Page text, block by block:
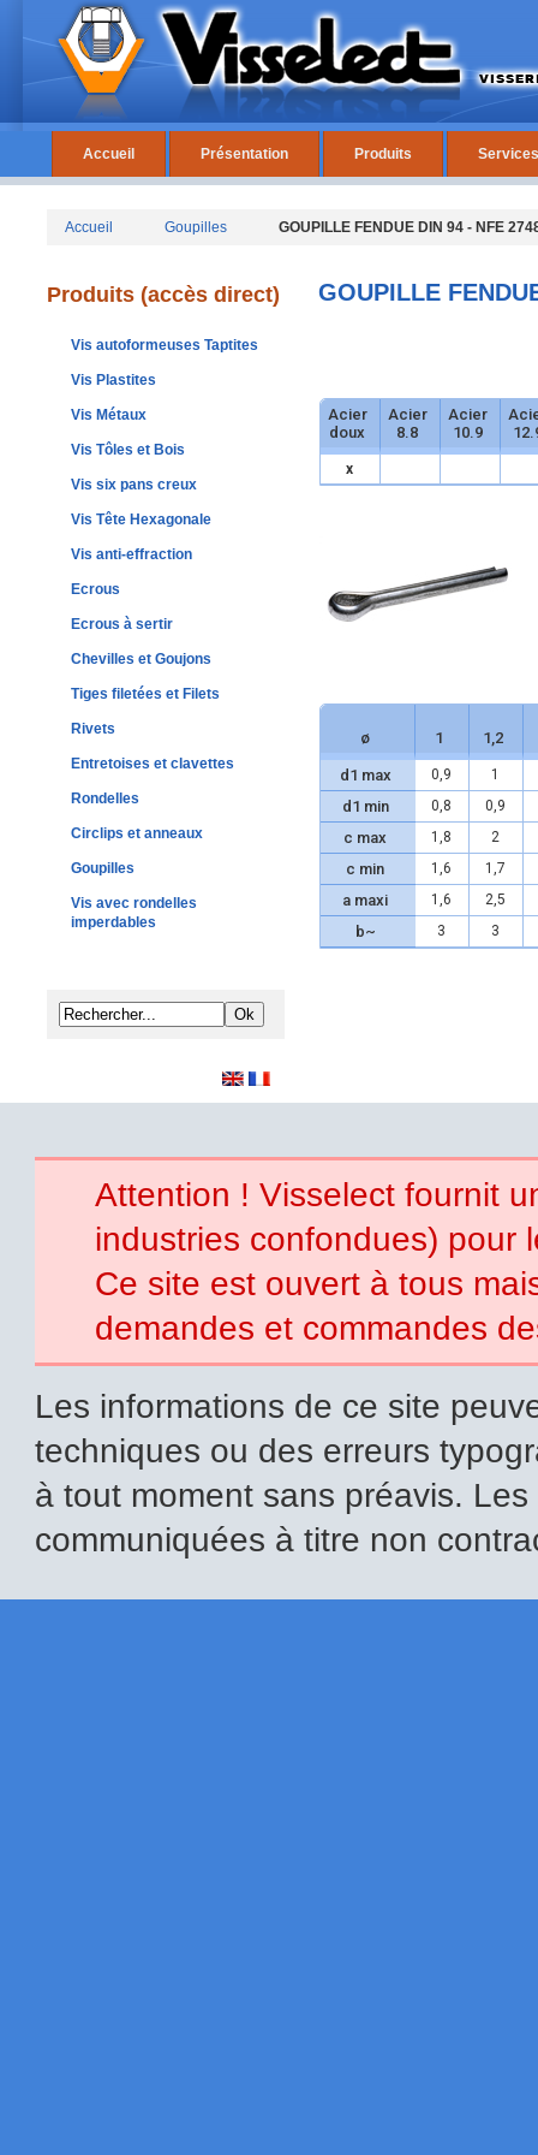
Accueil Présentation Produits Services
Accueil Goupilles GOUPILLE FENDUE DIN 94 - NFE
Produits (accès direct)
Vis autoformeuses Taptites
Vis Plastites
Vis Métaux
Vis Tôles et Bois
Vis six pans creux
Vis Tête Hexagonale
Vis anti-effraction
Ecrous
Ecrous à sertir
Chevilles et Goujons
Tiges filetées et Filets
Rivets
Entretoises et clavettes
Rondelles
Circlips et anneaux
Goupilles
Vis avec rondelles
imperdables
GOUPILLE
Acier
doux
Acier
8.8
Acier
10.9
x
ø 1 1,2
d1 max 0,9 1
d1 min 0,8 0,9
c max 1,8 2
c min 1,6 1,7
a maxi 1,6 2,5
b~ 3 3
Attention ! Visselect fournit
industries confondues) pour
Ce site est ouvert à tous
demandes et commandes
Les informations de ce site
techniques ou des erreurs
à tout moment sans préavis.
communiquées à titre non